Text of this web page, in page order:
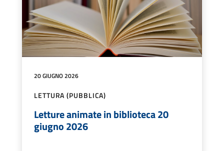
20 GIUGNO 2026
LETTURA (PUBBLICA)
Letture animate in biblioteca 20
giugno 2026